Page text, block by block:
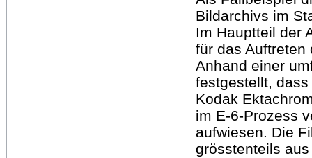
Bildarchivs im
Im Hauptteil der
für das
Anhand einer
festgestellt,
Kodak
im E-6-Prozess
aufwiesen. Die
grösstenteils